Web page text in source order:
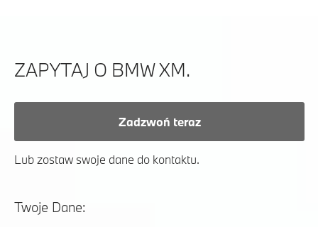
ZAPYTAJ O BMW XM.
Zadzwoń teraz
Lub zostaw swoje dane do kontaktu.
Twoje Dane: